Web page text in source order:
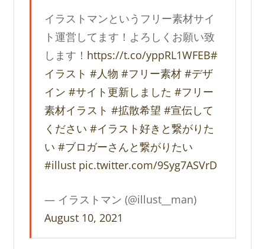
イラストマンというフリー素材サイ
ト運営してます！よろしくお願い致
します！ https://t.co/yppRL1WFEB#
イラスト #人物 #フリー素材 #デザ
イン #サイト更新しました #フリー
素材イラスト #拡散希望 #宣伝して
ください #イラスト好きと繋がりた
い #ブロガーさんと繋がりたい
#illust pic.twitter.com/9Syg7ASVrD
— イラストマン (@illust__man)
August 10, 2021